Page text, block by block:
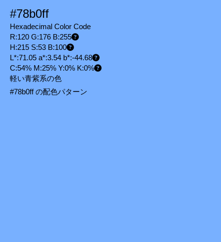
#78b0ff
Hexadecimal Color Code
R:120 G:176 B:255
H:215 S:53 B:100
L*:71.05 a*:3.54 b*:-44.68
C:54% M:25% Y:0% K:0%
軽い青紫系の色
#78b0ff の配色パターン